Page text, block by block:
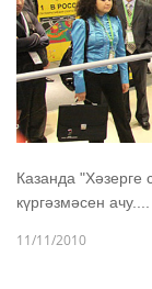
Казанда "Хәзерге
күргәзмәсен ачу....
11/11/2010